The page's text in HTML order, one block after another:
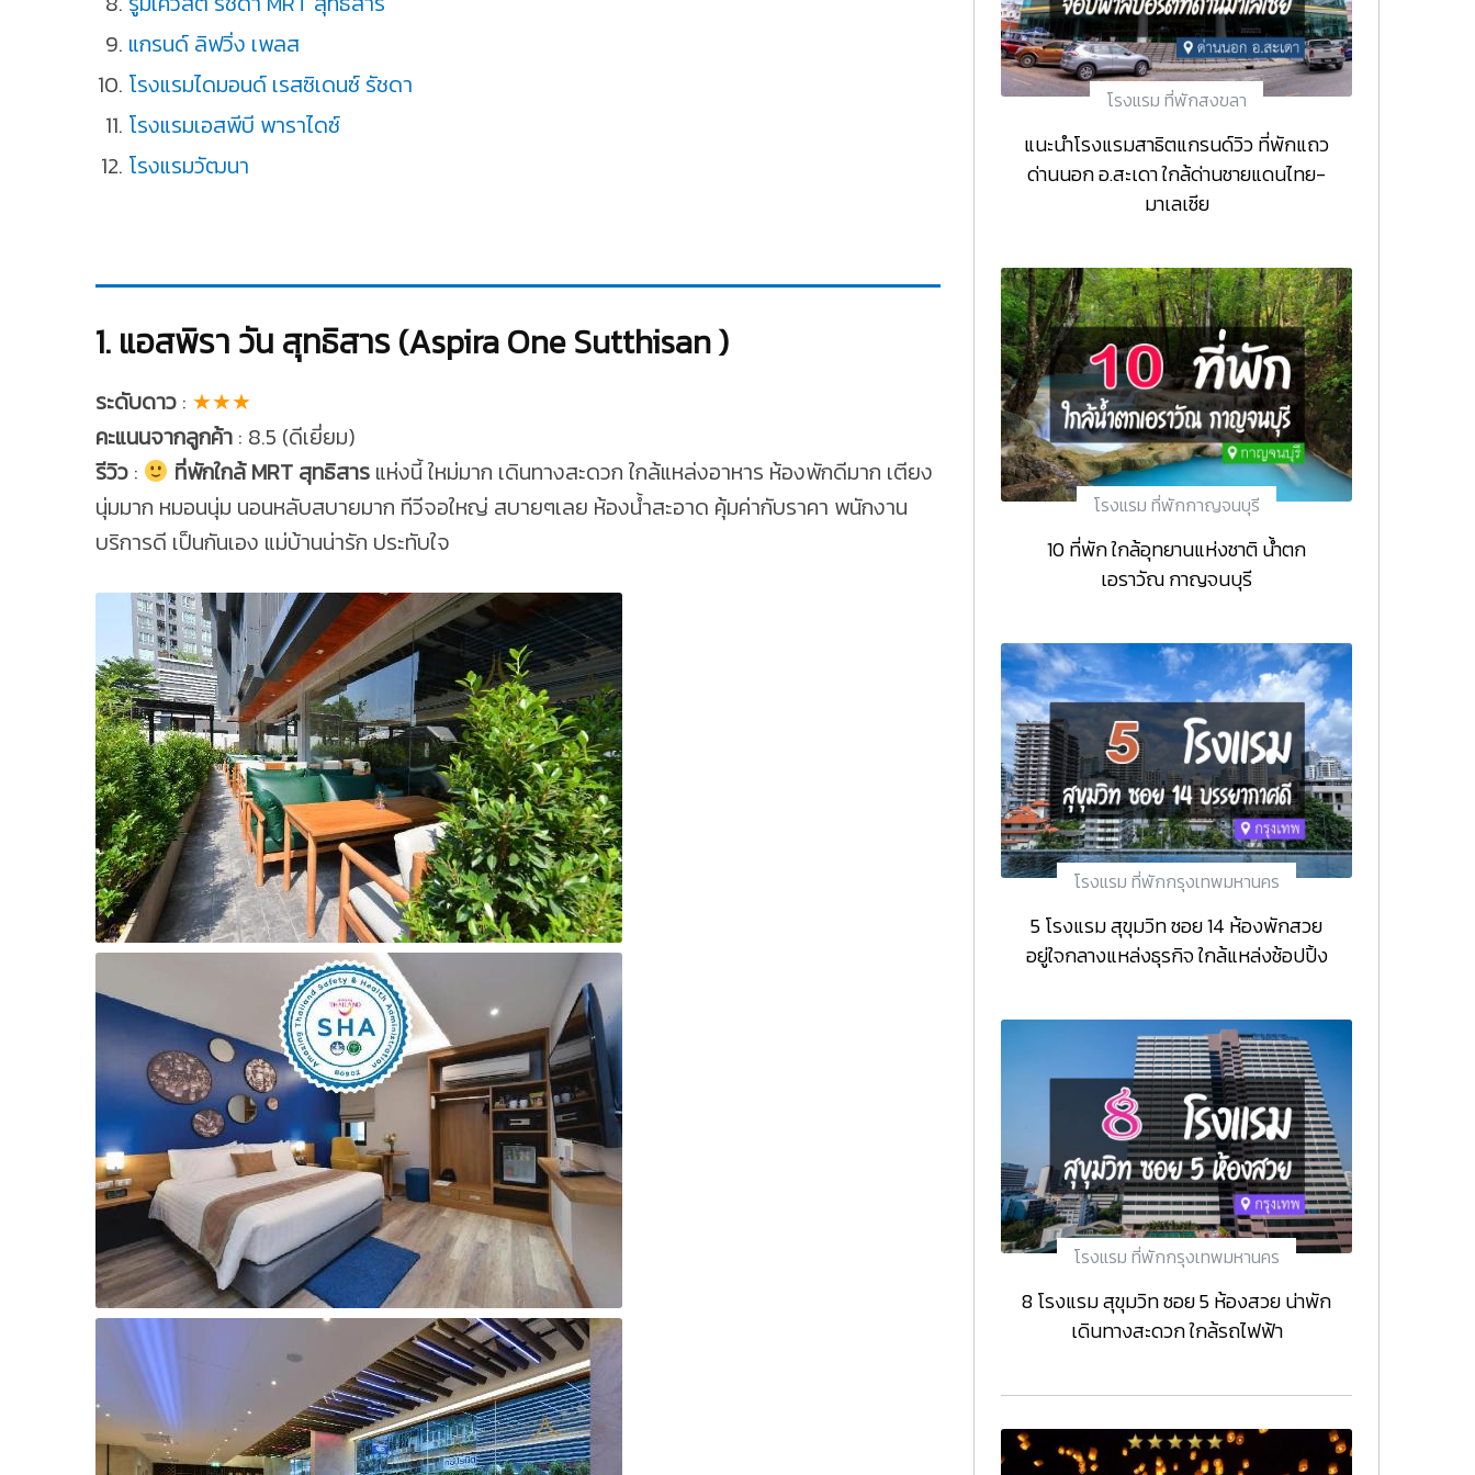
แกรนด์ ลิฟวิ่ง เพลส
โรงแรมไดมอนด์ เรสซิเดนซ์ รัชดา
โรงแรมเอสพีบี พาราไดซ์
โรงแรมวัฒนา
1. แอสพิรา วัน สุทธิสาร (Aspira One Sutthisan )
ระดับดาว : ★★★
คะแนนจากลูกค้า : 8.5 (ดีเยี่ยม)
รีวิว : ที่พักใกล้ MRT สุทธิสารแห่งนี้ ใหม่มาก เดินทางสะดวก ใกล้แหล่งอาหาร ห้องพักดีมาก เตียง
นุ่มมาก หมอนนุ่ม นอนหลับสบายมาก ทีวีจอใหญ่ สบายๆเลย ห้องน้ำสะอาด คุ้มค่ากับราคา พนักงาน
บริการดี เป็นกันเอง แม่บ้านน่ารัก ประทับใจ
โรงแรม ที่พักสงขลา
แนะนำโรงแรมสาธิตแกรนด์วิว ที่พักแถว
ด่านนอก อ.สะเดา ใกล้ด่านชายแดนไทย-
มาเลเซีย
โรงแรม ที่พักกาญจนบุรี
10 ที่พัก ใกล้อุทยานแห่งชาติ น้ำตก
เอราวัณ กาญจนบุรี
โรงแรม ที่พักกรุงเทพมหานคร
5 โรงแรม สุขุมวิท ซอย 14 ห้องพักสวย
อยู่ใจกลางแหล่งธุรกิจ ใกล้แหล่งช้อปปิ้ง
โรงแรม ที่พักกรุงเทพมหานคร
8 โรงแรม สุขุมวิท ซอย 5 ห้องสวย น่าพัก
เดินทางสะดวก ใกล้รถไฟฟ้า